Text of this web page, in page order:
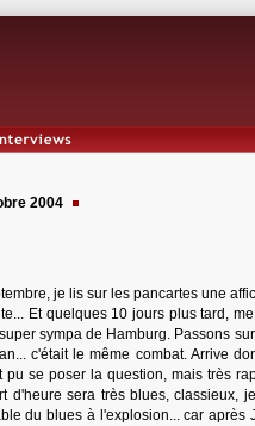
2004
je lis sur les pancartes une
Et quelques 10 jours plus tard,
sympa de Hamburg. Passons
c'était le même combat. Arrive
se poser la question, mais très
sera très blues, classieux,
du blues à l'explosion... car après